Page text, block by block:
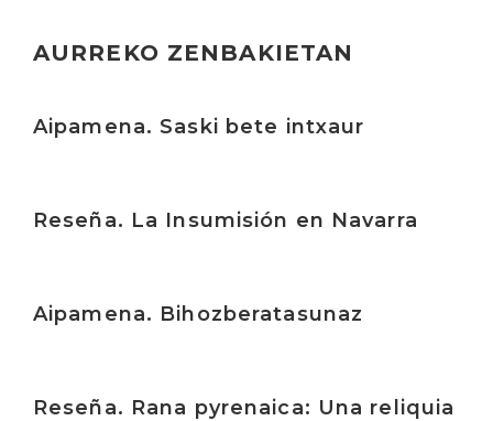
AURREKO ZENBAKIETAN
Aipamena. Saski bete intxaur
Reseña. La Insumisión en Navarra
Aipamena. Bihozberatasunaz
Reseña. Rana pyrenaica: Una reliquia